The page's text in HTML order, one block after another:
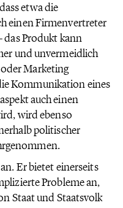
etwa die
einen Firmenvertreter
das Produkt kann
und unvermeidlich
Marketing
Kommunikation eines
auch einen
wird ebenso
politischer
Er bietet einerseits
Probleme an,
Staat und Staatsvolk